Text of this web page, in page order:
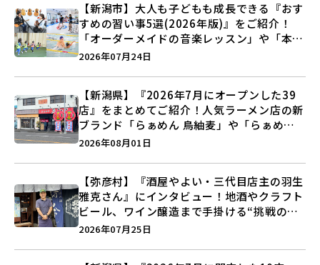
【新潟市】大人も子どもも成長できる『おす
すめの習い事5選(2026年版)』をご紹介！
「オーダーメイドの音楽レッスン」や「本格
キックボクシング」で新しい自分を見つけよ
2026年07月24日
【新潟県】『2026年7月にオープンした39
店』をまとめてご紹介！人気ラーメン店の新
ブランド「らぁめん 鳥紬麦」や「らぁめん
しょうがの空」など盛りだくさん♪
2026年08月01日
【弥彦村】『酒屋やよい・三代目店主の羽生
雅克さん』にインタビュー！地酒やクラフト
ビール、ワイン醸造まで手掛ける“挑戦の歴
史”に迫る♪
2026年07月25日